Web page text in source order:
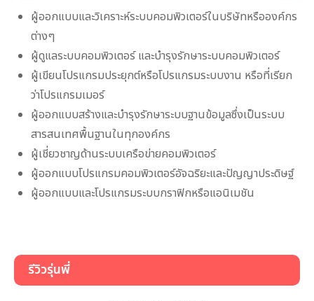
ผู้ออกแบบและวิเคราะห์ระบบคอมพิวเตอร์ในบริษัทหรือองค์กร
ต่างๆ
ผู้ดูแลระบบคอมพิวเตอร์ และบำรุงรักษาระบบคอมพิวเตอร์
ผู้เขียนโปรแกรมประยุกต์หรือโปรแกรมระบบงาน หรือที่เรียก
ว่าโปรแกรมเมอร์
ผู้ออกแบบสร้างและบำรุงรักษาระบบฐานข้อมูลซึ่งเป็นระบบ
สารสนเทศพื้นฐานในทุกองค์กร
ผู้เชี่ยวชาญด้านระบบเครือข่ายคอมพิวเตอร์
ผู้ออกแบบโปรแกรมคอมพิวเตอร์อัจฉริยะและปัญญาประดิษฐ์
ผู้ออกแบบและโปรแกรมระบบกราฟิกหรือแอนิเมชัน
รีวิวรุ่นพี่